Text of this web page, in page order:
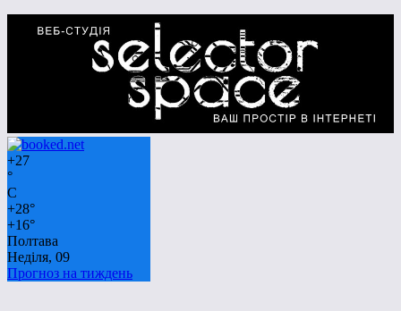
+27
°
C
+28°
+16°
Полтава
Неділя, 09
Прогноз на тиждень